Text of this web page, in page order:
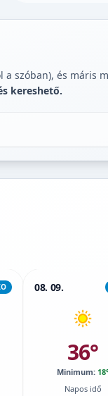
szóban), és máris
kereshető.
08. 09.
36°
Minimum:
Napos idő